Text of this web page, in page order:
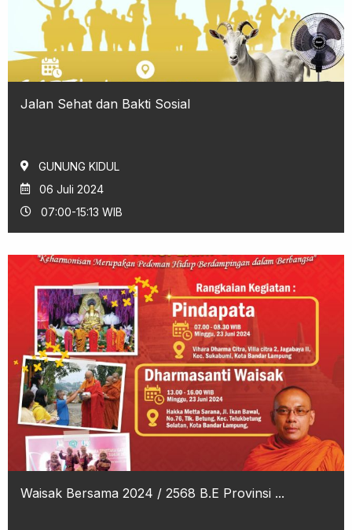
Jalan Sehat dan Bakti Sosial
GUNUNG KIDUL
06 Juli 2024
07:00-15:13 WIB
Waisak Bersama 2024 / 2568 B.E Provinsi ...